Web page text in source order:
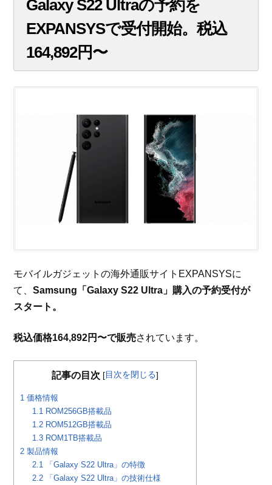
Galaxy S22 Ultraの予約を
EXPANSYSで受付開始。税込
164,892円〜
モバイルガジェットの海外通販サイトEXPANSYSに
て、Samsung「Galaxy S22 Ultra」購入の予約受付が
スタート。
税込価格164,892円〜で販売されています。
記事の目次 [目次を閉じる]
1 価格情報
1.1 ROM256GB搭載品
1.2 ROM512GB搭載品
1.3 ROM1TB搭載品
2 製品情報
2.1 「Galaxy S22 Ultra」の特徴
2.2 「Galaxy S22 Ultra」の技術仕様